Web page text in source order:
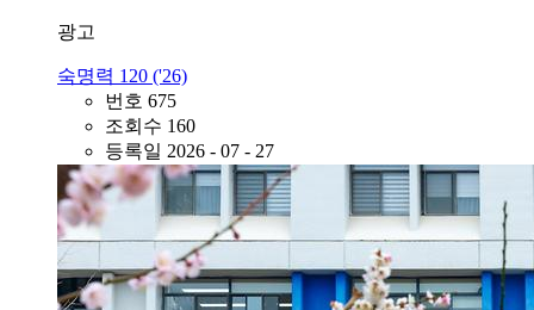
광고
숙명력 120 ('26)
번호 675
조회수 160
등록일 2026 - 07 - 27